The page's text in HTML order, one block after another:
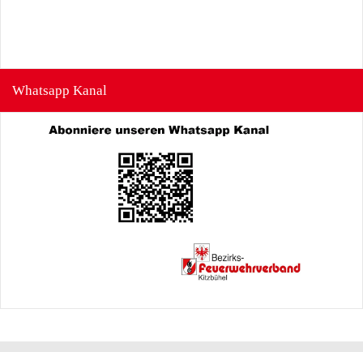
Whatsapp Kanal